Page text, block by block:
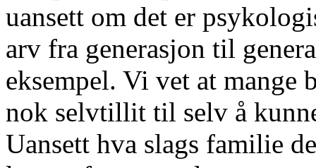
uansett om det er
arv fra generasjon til
eksempel. Vi vet at mange
nok selvtillit til selv å
Uansett hva slags familie